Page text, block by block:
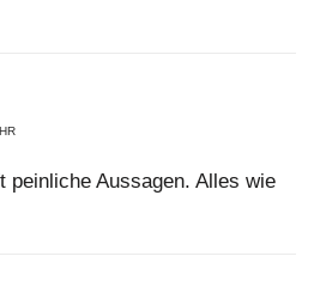
peinliche Aussagen. Alles wie